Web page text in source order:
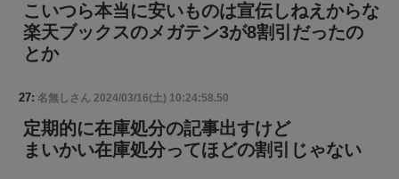
こいつら本当に安いものは宣伝しねえからな
楽天ブックスのメガテン3が8割引だったの
とか
27: 名無しさん 2024/03/16(土) 10:24:58.50
定期的に在庫処分の記事出すけど
まいかい在庫処分ってほどの割引じゃない